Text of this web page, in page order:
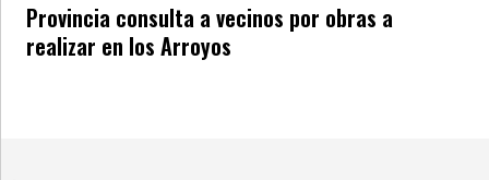
Provincia consulta a vecinos por obras a
realizar en los Arroyos